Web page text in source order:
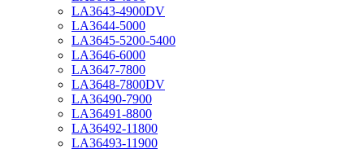
LA3643-4900DV
LA3644-5000
LA3645-5200-5400
LA3646-6000
LA3647-7800
LA3648-7800DV
LA36490-7900
LA36491-8800
LA36492-11800
LA36493-11900